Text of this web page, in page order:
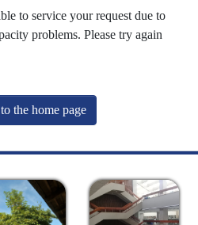
to service your request due to
problems. Please try again
the home page